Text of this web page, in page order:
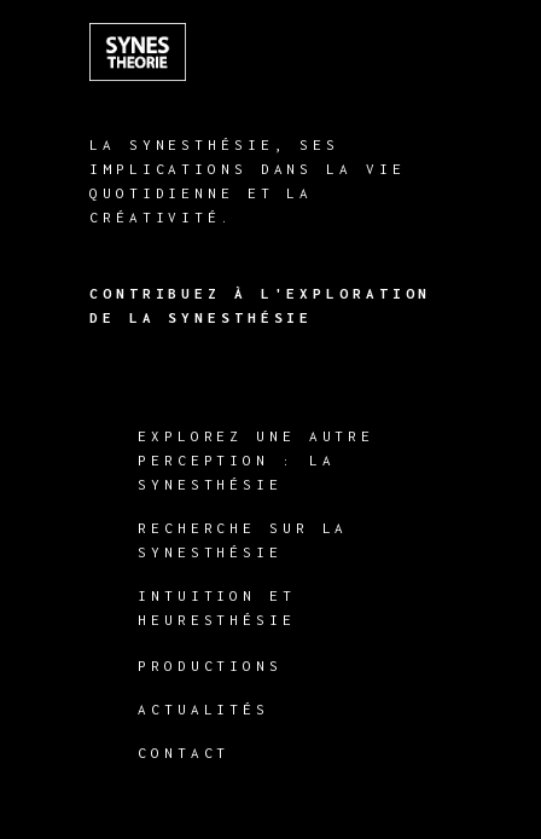
LA SYNESTHÉSIE, SES
IMPLICATIONS DANS LA VIE
QUOTIDIENNE ET LA
CRÉATIVITÉ.
CONTRIBUEZ À L'EXPLORATION
DE LA SYNESTHÉSIE
EXPLOREZ UNE AUTRE
PERCEPTION : LA
SYNESTHÉSIE
RECHERCHE SUR LA
SYNESTHÉSIE
INTUITION ET
HEURESTHÉSIE
PRODUCTIONS
ACTUALITÉS
CONTACT